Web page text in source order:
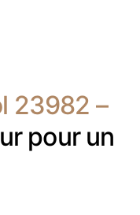
23982 –
pour un